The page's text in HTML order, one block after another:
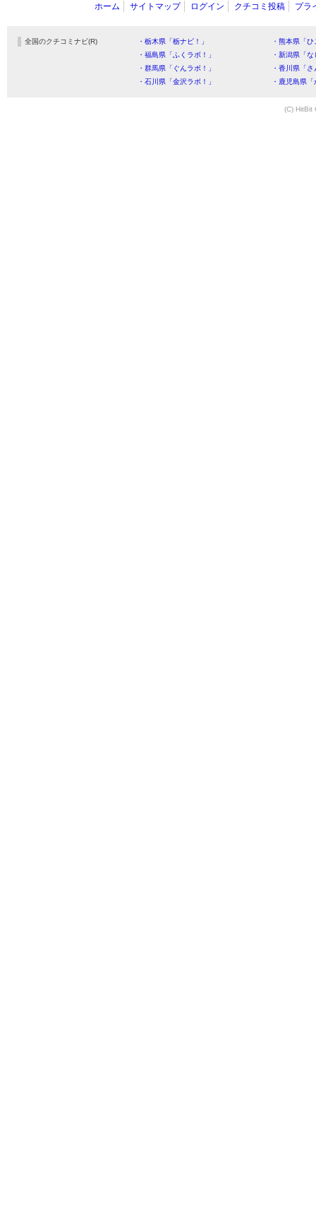
ホーム サイトマップ ログイン クチコミ投稿 プラ
全国のクチコミナビ(R) ・栃木県「栃ナビ！」
・熊本県「
・福島県「ふくラボ！」
・新潟県「
・群馬県「ぐんラボ！」
・香川県「
・石川県「金沢ラボ！」
・鹿児島県
(C) HitBit